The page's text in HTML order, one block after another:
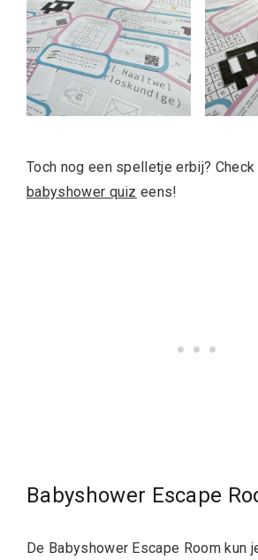
Toch nog een spelletje erbij? Check
babyshower quiz eens!
Babyshower Escape
De Babyshower Escape Room kun